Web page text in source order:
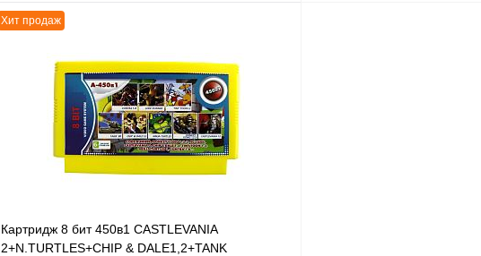
К сравнению
В избранное
наличии
Хит продаж
Картридж 8 бит 450в1 CASTLEVANIA
2+N.TURTLES+CHIP & DALE1,2+TANK